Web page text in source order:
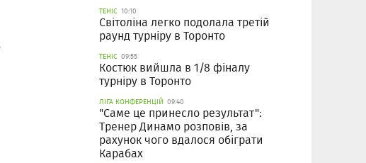
ТЕНІС 10:10
Світоліна легко подолала третій
раунд турніру в Торонто
ТЕНІС 09:55
Костюк вийшла в 1/8 фіналу
турніру в Торонто
ЛІГА КОНФЕРЕНЦІЙ 09:40
"Саме це принесло результат":
Тренер Динамо розповів, за
рахунок чого вдалося обіграти
Карабах